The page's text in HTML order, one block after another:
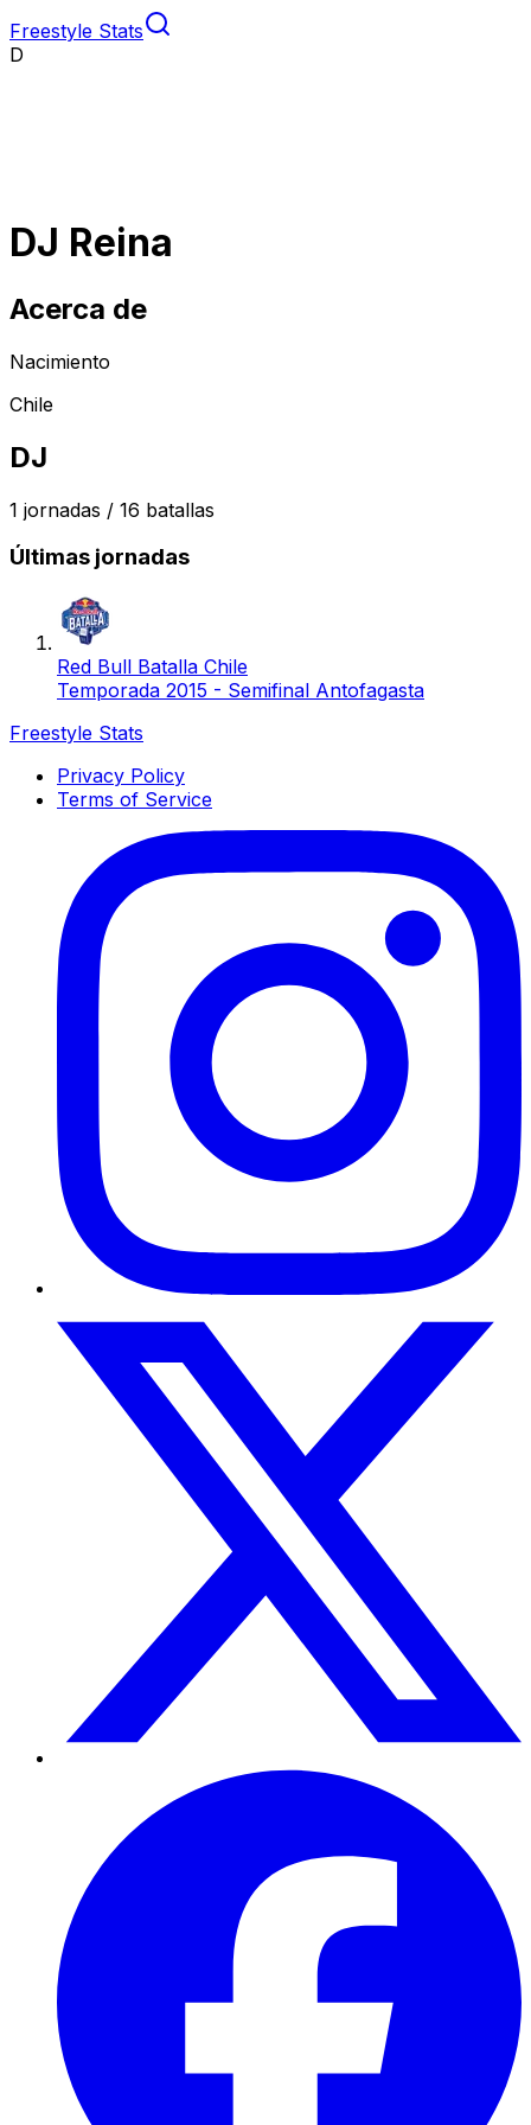
Freestyle Stats
D
DJ Reina
Acerca de
Nacimiento
Chile
DJ
1 jornadas / 16 batallas
Últimas jornadas
Red Bull Batalla Chile
Temporada 2015 - Semifinal Antofagasta
Freestyle Stats
Privacy Policy
Terms of Service